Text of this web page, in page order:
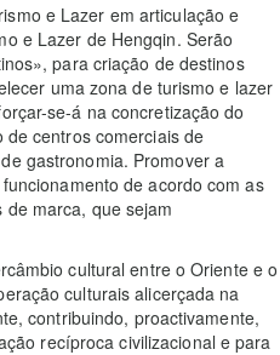
e Lazer em articulação e
e Lazer de Hengqin. Serão
para criação de destinos
uma zona de turismo e lazer
se-á na concretização do
centros comerciais de
gastronomia. Promover a
de acordo com as
marca, que sejam
cultural entre o Oriente e o
culturais alicerçada na
contribuindo, proactivamente,
recíproca civilizacional e para